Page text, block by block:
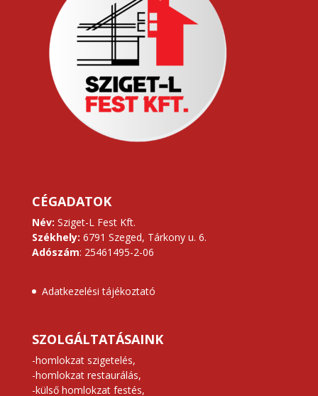
CÉGADATOK
Név: Sziget-L Fest Kft.
Székhely: 6791 Szeged, Tárkony u. 6.
Adószám: 25461495-2-06
Adatkezelési tájékoztató
SZOLGÁLTATÁSAINK
-homlokzat szigetelés,
-homlokzat restaurálás,
-külső homlokzat festés,